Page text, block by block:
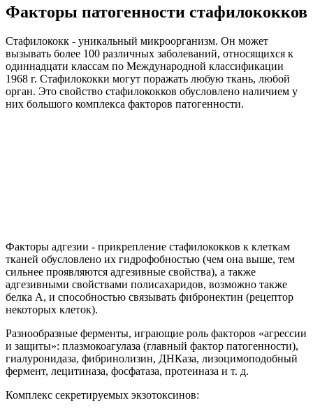
Факторы патогенности стафилококков
Стафилококк - уникальный микроорганизм. Он может
вызывать более 100 различных заболеваний, относящихся к
одиннадцати классам по Международной классификации
1968 г. Стафилококки могут поражать любую ткань, любой
орган. Это свойство стафилококков обусловлено наличием у
них большого комплекса факторов патогенности.
Факторы адгезии - прикрепление стафилококков к клеткам
тканей обусловлено их гидрофобностью (чем она выше, тем
сильнее проявляются адгезивные свойства), а также
адгезивными свойствами полисахаридов, возможно также
белка А, и способностью связывать фибронектин (рецептор
некоторых клеток).
Разнообразные ферменты, играющие роль факторов «агрессии
и защиты»: плазмокоагулаза (главный фактор патогенности),
гиалуронидаза, фибринолизин, ДНКаза, лизоцимоподобный
фермент, лецитиназа, фосфатаза, протеиназа и т. д.
Комплекс секретируемых экзотоксинов: